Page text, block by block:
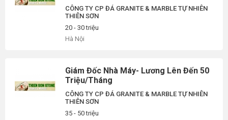
CÔNG TY CP ĐÁ GRANITE & MARBLE TỰ NHIÊN
THIÊN SƠN
20 - 30 triệu
Hà Nội
Giám Đốc Nhà Máy- Lương Lên Đến 50
Triệu/Tháng
CÔNG TY CP ĐÁ GRANITE & MARBLE TỰ NHIÊN
THIÊN SƠN
35 - 50 triệu